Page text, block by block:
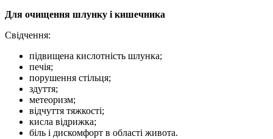
Для очищення шлунку і кишечника
Свідчення:
підвищена кислотність шлунка;
печія;
порушення стільця;
здуття;
метеоризм;
відчуття тяжкості;
кисла відрижка;
біль і дискомфорт в області живота.